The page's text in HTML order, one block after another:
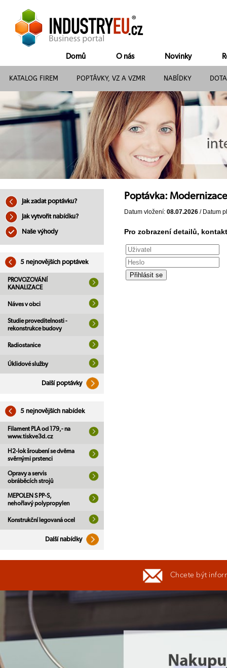
Domů O nás Novinky
KATALOG FIREM POPTÁVKY, VZ A VZMR NABÍDKY
Jak zadat poptávku?
Jak vytvořit nabídku?
Naše výhody
5 nejnovějších poptávek
PROVOZOVÁNÍ
KANALIZACE
Náves v obci
Studie proveditelnosti -
rekonstrukce budovy
Radiostanice
Úklidové služby
Další poptávky
5 nejnovějších nabídek
Filament PLA od 179,- na
www.tiskve3d.cz
H2-lok šroubení se dvěma
svěrnými prstenci
Opravy a servis
obráběcích strojů
MEPOLEN S PP-S,
nehořlavý polypropylen
Konstrukční legovaná ocel
Další nabídky
Poptávka:
Datum vložení: 08.07.2026 / Datum
Pro zobrazení detailů,
Chcete být